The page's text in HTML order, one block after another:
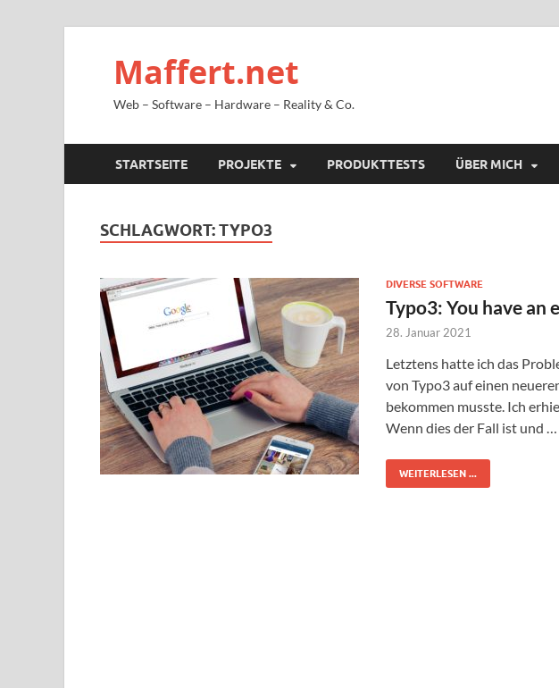
Maffert.net
Web – Software – Hardware – Reality & Co.
STARTSEITE PROJEKTE PRODUKTTESTS ÜBER MICH
SCHLAGWORT:TYPO3
DIVERSE SOFTWARE
Typo3: You have an
28. Januar 2021
Letztens hatte ich das
von Typo3 auf einen
bekommen musste. Ich
Wenn dies der Fall ist und …
WEITERLESEN ...